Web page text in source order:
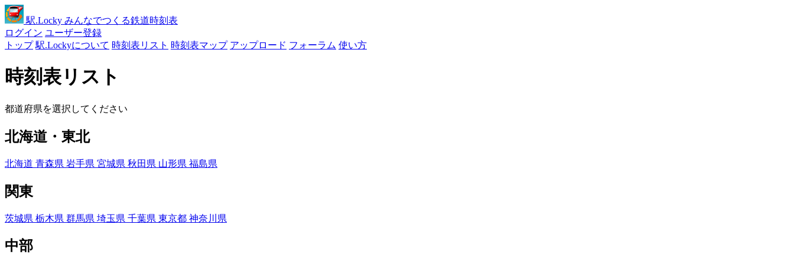
駅.Locky みんなでつくる鉄道時刻表
ログイン ユーザー登録
トップ 駅.Lockyについて 時刻表リスト 時刻表マップ アップロード フォーラム 使い方
時刻表リスト
都道府県を選択してください
北海道・東北
北海道 青森県 岩手県 宮城県 秋田県 山形県 福島県
関東
茨城県 栃木県 群馬県 埼玉県 千葉県 東京都 神奈川県
中部